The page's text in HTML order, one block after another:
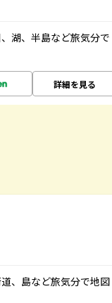
湖、半島など旅気分で
詳細を見る
、島など旅気分で地図